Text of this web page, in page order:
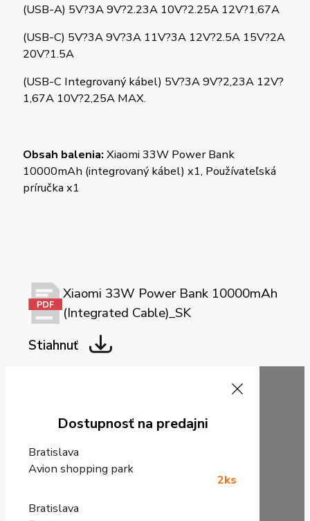
(USB-A) 5V?3A 9V?2.23A 10V?2.25A 12V?1.67A
(USB-C) 5V?3A 9V?3A 11V?3A 12V?2.5A 15V?2A
20V?1.5A
(USB-C Integrovaný kábel) 5V?3A 9V?2,23A 12V?
1,67A 10V?2,25A MAX.
Obsah balenia: Xiaomi 33W Power Bank
10000mAh (integrovaný kábel) x1, Používateľská
príručka x1
Xiaomi 33W Power Bank 10000mAh
(Integrated Cable)_SK
Stiahnuť
Dostupnosť na predajni
Bratislava
Avion shopping park
2ks
Bratislava